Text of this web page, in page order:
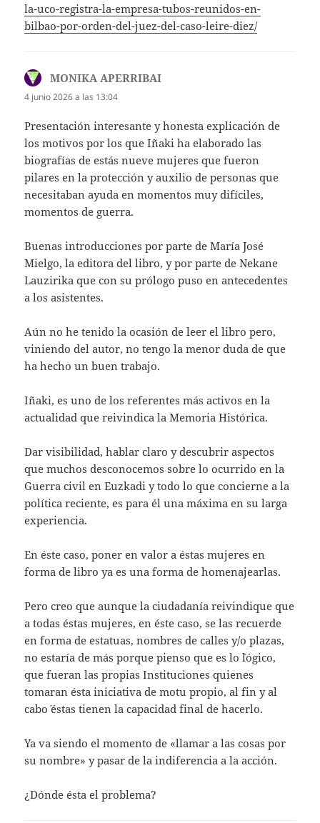
la-uco-registra-la-empresa-tubos-reunidos-en-
bilbao-por-orden-del-juez-del-caso-leire-diez/
MONIKA APERRIBAI
4 junio 2026 a las 13:04
Presentación interesante y honesta explicación de
los motivos por los que Iñaki ha elaborado las
biografías de estás nueve mujeres que fueron
pilares en la protección y auxilio de personas que
necesitaban ayuda en momentos muy difíciles,
momentos de guerra.
Buenas introducciones por parte de María José
Mielgo, la editora del libro, y por parte de Nekane
Lauzirika que con su prólogo puso en antecedentes
a los asistentes.
Aún no he tenido la ocasión de leer el libro pero,
viniendo del autor, no tengo la menor duda de que
ha hecho un buen trabajo.
Iñaki, es uno de los referentes más activos en la
actualidad que reivindica la Memoria Histórica.
Dar visibilidad, hablar claro y descubrir aspectos
que muchos desconocemos sobre lo ocurrido en la
Guerra civil en Euzkadi y todo lo que concierne a la
política reciente, es para él una máxima en su larga
experiencia.
En éste caso, poner en valor a éstas mujeres en
forma de libro ya es una forma de homenajearlas.
Pero creo que aunque la ciudadanía reivindique que
a todas éstas mujeres, en éste caso, se las recuerde
en forma de estatuas, nombres de calles y/o plazas,
no estaría de más porque pienso que es lo ´lógico,
que fueran las propias Instituciones quienes
tomaran ésta iniciativa de motu propio, al fin y al
cabo´ éstas tienen la capacidad final de hacerlo.
Ya va siendo el momento de «llamar a las cosas por
su nombre» y pasar de la indiferencia a la acción.
¿Dónde ésta el problema?